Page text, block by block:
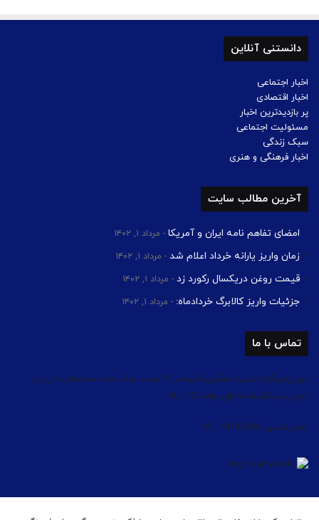
دانستنی آنلاین
اخبار اجتماعی
اخبار اقتصادی
پر بازدیدترین اخبار
مسئولیت اجتماعی
سبک زندگی
اخبار فرهنگی و هنری
آخرین مطالب سایت
امضای تفاهم نامه ایران و آمریکا مرداد ۱, ۱۴۰۲
زمان واریز یارانه خرداد اعلام شد مرداد ۱, ۱۴۰۲
قیمت روغن دریکسال رکورد زد مرداد ۱, ۱۴۰۲
جزئیات واریز کالابرگ خردادماه: مرداد ۱, ۱۴۰۲
تماس با ما
تهران،بزرگراه شهید لشگری،کیلومتر 14،جنب بانک ملت،ساختمان اداری و
تجاری چیتگر،طبقه اول، واحد 13 و 14
تلفن تماس: 44182503 021